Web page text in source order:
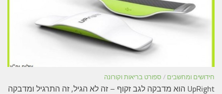
חידושים ומחשבים / ספורט בריאות וקורונה
UpRight הוא מדבקה לגב זקוף – זה לא הגיל, זה התרגיל ומדבקה